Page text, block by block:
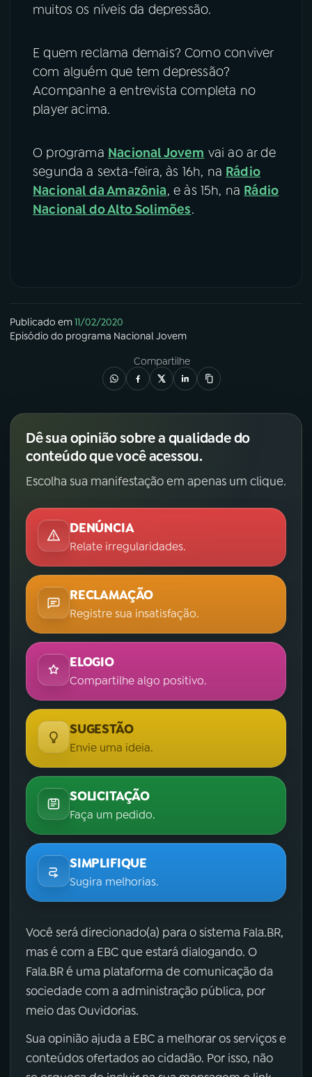
muitos os níveis da depressão.
E quem reclama demais? Como conviver
com alguém que tem depressão?
Acompanhe a entrevista completa no
player acima.
O programa Nacional Jovem vai ao ar de
segunda a sexta-feira, às 16h, na Rádio
Nacional da Amazônia, e às 15h, na Rádio
Nacional do Alto Solimões.
Publicado em11/02/2020
Episódio do programa Nacional Jovem
Compartilhe
Dê sua opinião sobre a qualidade do
conteúdo que você acessou.
Escolha sua manifestação em apenas um clique.
DENÚNCIA
Relate irregularidades.
RECLAMAÇÃO
Registre sua insatisfação.
ELOGIO
Compartilhe algo positivo.
SUGESTÃO
Envie uma ideia.
SOLICITAÇÃO
Faça um pedido.
SIMPLIFIQUE
Sugira melhorias.
Você será direcionado(a) para o sistema Fala.BR,
mas é com a EBC que estará dialogando. O
Fala.BR é uma plataforma de comunicação da
sociedade com a administração pública, por
meio das Ouvidorias.
Sua opinião ajuda a EBC a melhorar os serviços e
conteúdos ofertados ao cidadão. Por isso, não